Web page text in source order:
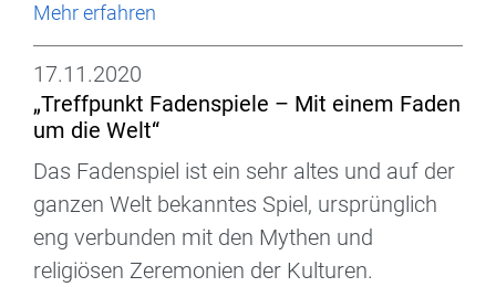
Mehr erfahren
17.11.2020
„Treffpunkt Fadenspiele – Mit einem Faden
um die Welt“
Das Fadenspiel ist ein sehr altes und auf der
ganzen Welt bekanntes Spiel, ursprünglich
eng verbunden mit den Mythen und
religiösen Zeremonien der Kulturen.